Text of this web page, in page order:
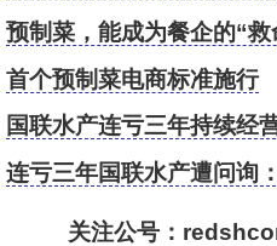
预制菜，能成为餐企的“救
首个预制菜电商标准施行
国联水产连亏三年持续经
居高不下加码预制菜
连亏三年国联水产遭问询
预制菜脱困？
关注公号：